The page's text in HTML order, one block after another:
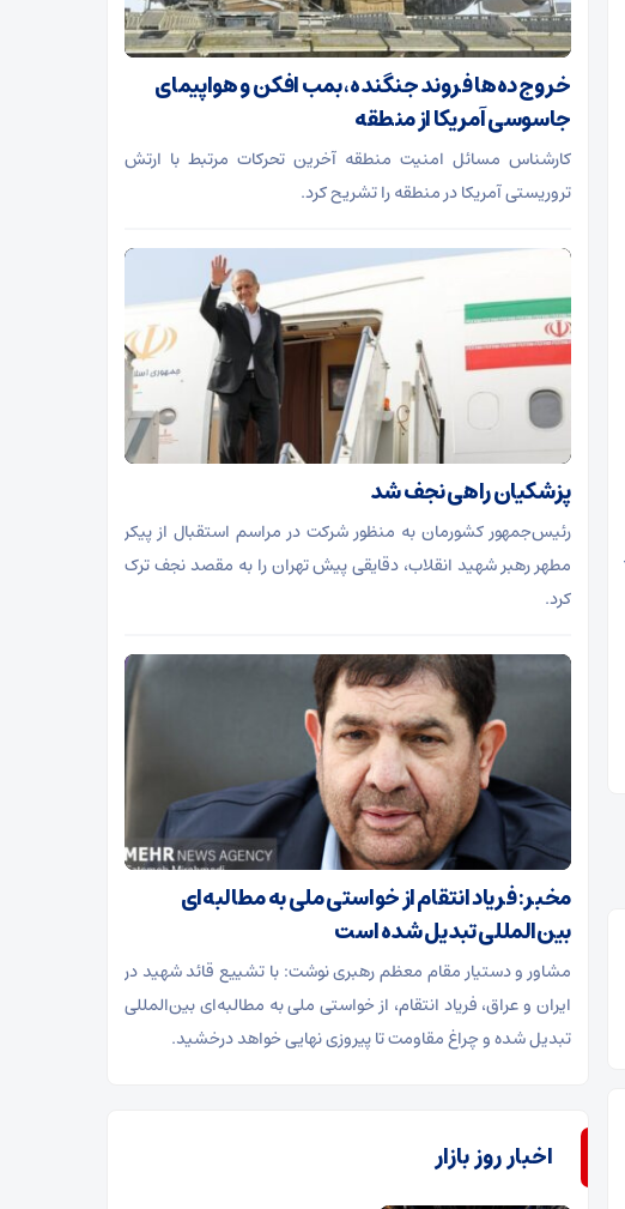
خروج ده‌ها فروند جنگنده، بمب افکن و هواپیمای
جاسوسی آمریکا از منطقه
کارشناس مسائل امنیت منطقه آخرین تحرکات مرتبط با ارتش
تروریستی آمریکا در منطقه را تشریح کرد.
پزشکیان راهی نجف شد
رئیس‌جمهور کشورمان به منظور شرکت در مراسم استقبال از پیکر
مطهر رهبر شهید انقلاب، دقایقی پیش تهران را به مقصد نجف ترک
کرد.
مخبر: فریاد انتقام از خواستی ملی به مطالبه‌ای
بین‌المللی تبدیل شده است
مشاور و دستیار مقام معظم رهبری نوشت: با تشییع قائد شهید در
ایران و عراق، فریاد انتقام، از خواستی ملی به مطالبه‌ای بین‌المللی
تبدیل شده و چراغ مقاومت تا پیروزی نهایی خواهد درخشید.
اخبار روز بازار